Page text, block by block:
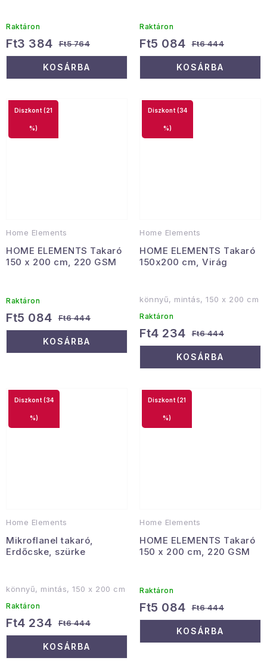
Raktáron
Ft3 384 Ft5 764
KOSÁRBA
Raktáron
Ft5 084 Ft6 444
KOSÁRBA
Home Elements
HOME ELEMENTS Takaró
150 x 200 cm, 220 GSM
(21
%)
Raktáron
Ft5 084 Ft6 444
KOSÁRBA
Home Elements
HOME ELEMENTS Takaró
150x200 cm, Virág
(34
%)
könnyű, mintás, 150 x 200 cm
Raktáron
Ft4 234 Ft6 444
KOSÁRBA
Home Elements
Mikroflanel takaró,
Erdőcske, szürke
(34
%)
könnyű, mintás, 150 x 200 cm
Raktáron
Ft4 234 Ft6 444
KOSÁRBA
Home Elements
HOME ELEMENTS Takaró
150 x 200 cm, 220 GSM
(21
%)
Raktáron
Ft5 084 Ft6 444
KOSÁRBA